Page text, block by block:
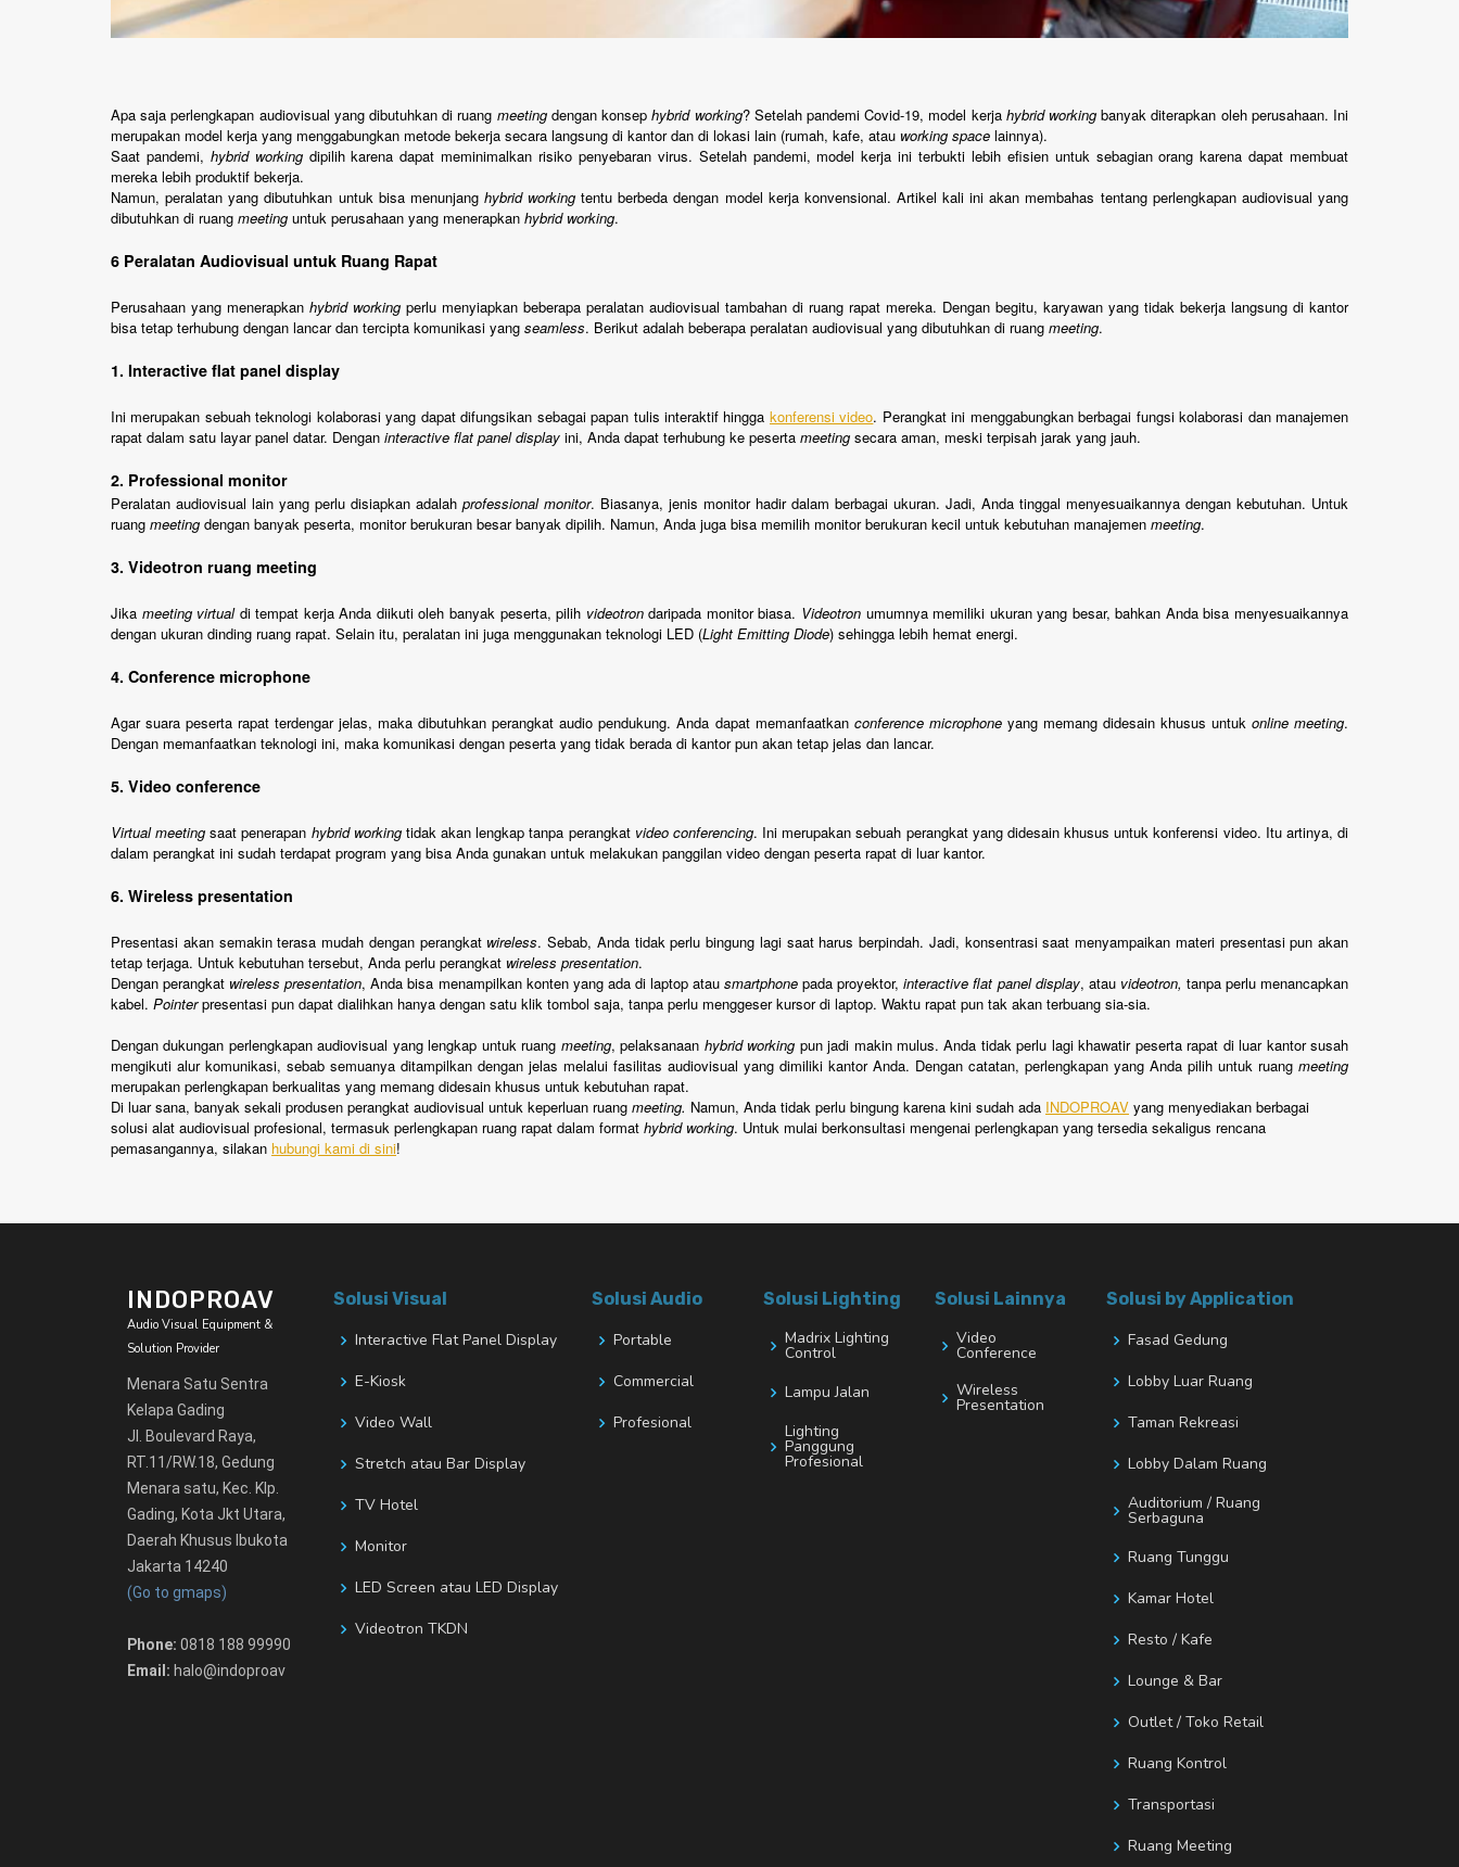
Apa saja perlengkapan audiovisual yang dibutuhkan di ruang meeting dengan konsephybrid working? Setelah pandemi Covid-19, model kerja hybrid workingbanyak diterapkan oleh perusahaan. Ini
merupakan model kerja yang menggabungkan metode bekerja secara langsung di kantor dan di lokasi lain (rumah, kafe, atau working space lainnya).
Saat pandemi, hybrid working dipilih karena dapat meminimalkan risiko penyebaran virus. Setelah pandemi, model kerja ini terbukti lebih efisien untuk sebagian orang karena dapat membuat
mereka lebih produktif bekerja.
Namun, peralatan yang dibutuhkan untuk bisa menunjang hybrid workingtentu berbeda dengan model kerja konvensional. Artikel kali ini akan membahas tentang perlengkapan audiovisual yang
dibutuhkan di ruang meeting untuk perusahaan yang menerapkan hybrid working.
6 Peralatan Audiovisual untuk Ruang Rapat
Perusahaan yang menerapkan hybrid working perlu menyiapkan beberapa peralatan audiovisual tambahan di ruang rapat mereka. Dengan begitu, karyawan yang tidak bekerja langsung di kantor
bisa tetap terhubung dengan lancar dan tercipta komunikasi yang seamless. Berikut adalah beberapa peralatan audiovisual yang dibutuhkan di ruang meeting.
1. Interactive flat panel display
Ini merupakan sebuah teknologi kolaborasi yang dapat difungsikan sebagai papan tulis interaktif hingga konferensi video. Perangkat ini menggabungkan berbagai fungsi kolaborasi dan manajemen
rapat dalam satu layar panel datar. Dengan interactive flat panel display ini, Anda dapat terhubung ke peserta meeting secara aman, meski terpisah jarak yang jauh.
2. Professional monitor
Peralatan audiovisual lain yang perlu disiapkan adalah professional monitor. Biasanya, jenis monitor hadir dalam berbagai ukuran. Jadi, Anda tinggal menyesuaikannya dengan kebutuhan. Untuk
ruang meeting dengan banyak peserta, monitor berukuran besar banyak dipilih. Namun, Anda juga bisa memilih monitor berukuran kecil untuk kebutuhan manajemen meeting.
3. Videotron ruang meeting
Jika meeting virtual di tempat kerja Anda diikuti oleh banyak peserta, pilih videotrondaripada monitor biasa. Videotron umumnya memiliki ukuran yang besar, bahkan Anda bisa menyesuaikannya
dengan ukuran dinding ruang rapat. Selain itu, peralatan ini juga menggunakan teknologi LED (Light Emitting Diode) sehingga lebih hemat energi.
4. Conference microphone
Agar suara peserta rapat terdengar jelas, maka dibutuhkan perangkat audio pendukung. Anda dapat memanfaatkan conference microphone yang memang didesain khusus untuk online meeting.
Dengan memanfaatkan teknologi ini, maka komunikasi dengan peserta yang tidak berada di kantor pun akan tetap jelas dan lancar.
5. Video conference
Virtual meetingsaat penerapan hybrid working tidak akan lengkap tanpa perangkat video conferencing. Ini merupakan sebuah perangkat yang didesain khusus untuk konferensi video. Itu artinya, di
dalam perangkat ini sudah terdapat program yang bisa Anda gunakan untuk melakukan panggilan video dengan peserta rapat di luar kantor.
6. Wireless presentation
Presentasi akan semakin terasa mudah dengan perangkat wireless. Sebab, Anda tidak perlu bingung lagi saat harus berpindah. Jadi, konsentrasi saat menyampaikan materi presentasi pun akan
tetap terjaga. Untuk kebutuhan tersebut, Anda perlu perangkat wireless presentation.
Dengan perangkat wireless presentation, Anda bisa menampilkan konten yang ada di laptop atausmartphonepada proyektor,interactive flat panel display, atau videotron, tanpa perlu menancapkan
kabel. Pointerpresentasi pun dapat dialihkan hanya dengan satu klik tombol saja, tanpa perlu menggeser kursor di laptop. Waktu rapat pun tak akan terbuang sia-sia.
Dengan dukungan perlengkapan audiovisual yang lengkap untuk ruang meeting, pelaksanaan hybrid working pun jadi makin mulus. Anda tidak perlu lagi khawatir peserta rapat di luar kantor susah
mengikuti alur komunikasi, sebab semuanya ditampilkan dengan jelas melalui fasilitas audiovisual yang dimiliki kantor Anda. Dengan catatan, perlengkapan yang Anda pilih untuk ruang meeting
merupakan perlengkapan berkualitas yang memang didesain khusus untuk kebutuhan rapat.
Di luar sana, banyak sekali produsen perangkat audiovisual untuk keperluan ruang meeting. Namun, Anda tidak perlu bingung karena kini sudah ada INDOPROAV yang menyediakan berbagai
solusi alat audiovisual profesional, termasuk perlengkapan ruang rapat dalam format hybrid working. Untuk mulai berkonsultasi mengenai perlengkapan yang tersedia sekaligus rencana
pemasangannya, silakan hubungi kami di sini!
INDOPROAV
Audio Visual Equipment &
Solution Provider
Menara Satu Sentra
Kelapa Gading
Jl. Boulevard Raya,
RT.11/RW.18, Gedung
Menara satu, Kec. Klp.
Gading, Kota Jkt Utara,
Daerah Khusus Ibukota
Jakarta 14240
(Go to gmaps)
Phone: 0818 188 99990
Email: halo@indoproav
Solusi Visual
Interactive Flat Panel Display
E-Kiosk
Video Wall
Stretch atau Bar Display
TV Hotel
Monitor
LED Screen atau LED Display
Videotron TKDN
Solusi Audio
Portable
Commercial
Profesional
Solusi Lighting
Madrix Lighting
Control
Lampu Jalan
Lighting
Panggung
Profesional
Solusi Lainnya
Video
Conference
Wireless
Presentation
Solusi by Application
Fasad Gedung
Lobby Luar Ruang
Taman Rekreasi
Lobby Dalam Ruang
Auditorium / Ruang
Serbaguna
Ruang Tunggu
Kamar Hotel
Resto / Kafe
Lounge & Bar
Outlet / Toko Retail
Ruang Kontrol
Transportasi
Ruang Meeting